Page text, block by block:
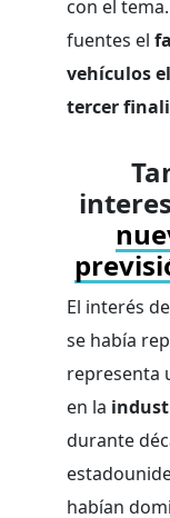
con el
fuentes el
vehículos
tercer
El interés
se había
representa
en la
durante
habían